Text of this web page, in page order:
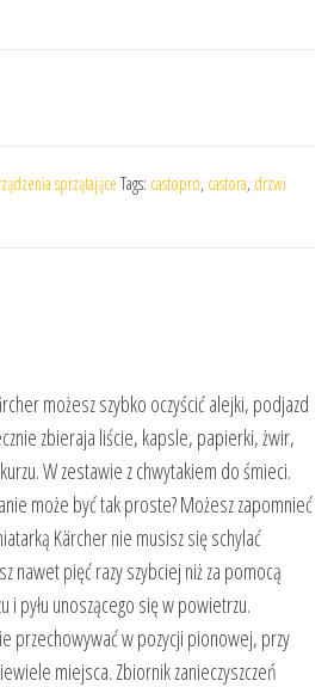
sprzątające Tags: castopro, castora, drzwi
możesz szybko oczyścić alejki, podjazd
zbieraja liście, kapsle, papierki, żwir,
W zestawie z chwytakiem do śmieci.
może być tak proste? Możesz zapomnieć
Kärcher nie musisz się schylać
nawet pięć razy szybciej niż za pomocą
i pyłu unoszącego się w powietrzu.
przechowywać w pozycji pionowej, przy
miejsca. Zbiornik zanieczyszczeń